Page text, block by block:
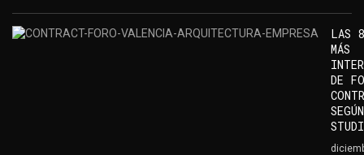
LAS 8
MÁS
DE